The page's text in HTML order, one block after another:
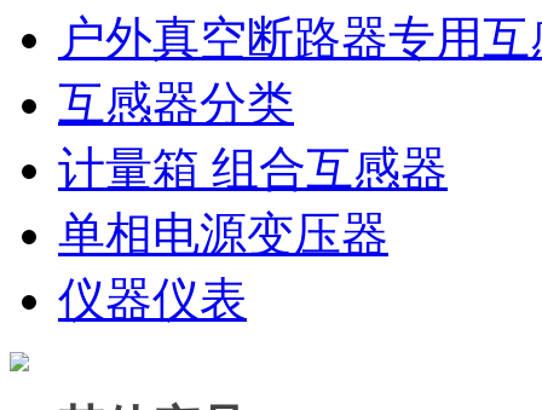
户外真空断路器专用
互感器分类
计量箱 组合互感器
单相电源变压器
仪器仪表